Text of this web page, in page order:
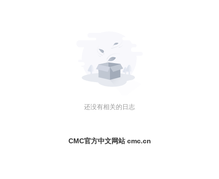
还没有相关的日志
CMC官方中文网站 cmc.cn